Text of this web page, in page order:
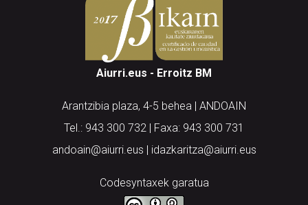
Aiurri.eus - Erroitz BM
Arantzibia plaza, 4-5 behea | ANDOAIN
Tel.: 943 300 732 | Faxa: 943 300 731
andoain@aiurri.eus | idazkaritza@aiurri.eus
Codesyntaxek garatua